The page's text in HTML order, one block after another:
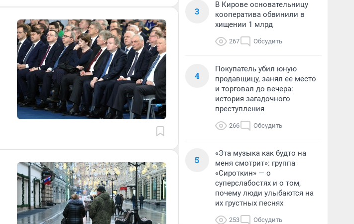
3
В Кирове основательницу
кооператива обвинили в
хищении 1 млрд
267 Обсудить
4
Покупатель убил юную
продавщицу, занял ее место
и торговал до вечера:
история загадочного
преступления
266 Обсудить
5
«Эта музыка как будто на
меня смотрит»: группа
«Сироткин» — о
суперслабостях и о том,
почему люди улыбаются на
их грустных песнях
253 Обсудить